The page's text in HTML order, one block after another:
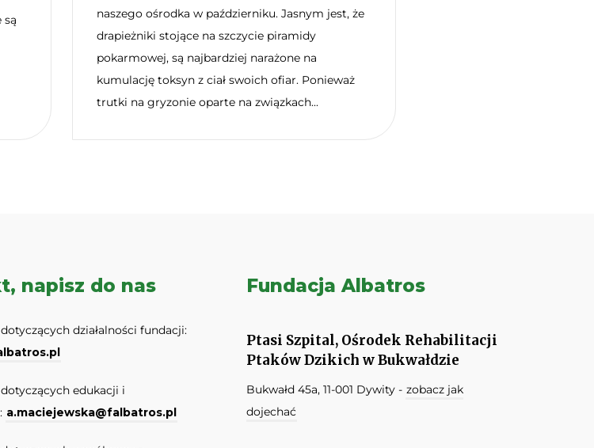
są
naszego ośrodka w październiku. Jasnym jest, że
drapieżniki stojące na szczycie piramidy
pokarmowej, są najbardziej narażone na
kumulację toksyn z ciał swoich ofiar. Ponieważ
trutki na gryzonie oparte na związkach...
napisz do nas
działalności fundacji:
edukacji i
a.maciejewska@falbatros.pl
Fundacja Albatros
Ptasi Szpital, Ośrodek Rehabilitacji
Ptaków Dzikich w Bukwałdzie
Bukwałd 45a, 11-001 Dywity - zobacz jak
dojechać